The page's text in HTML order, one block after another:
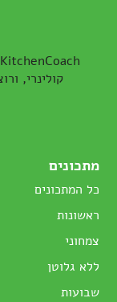
קולינרי,
מתכונים
כל המתכונים
ראשונות
צמחוני
ללא גלוטן
שבועות